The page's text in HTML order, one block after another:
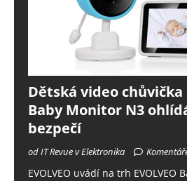
Dětská video chůvička
Baby Monitor N3
bezpečí
od IT Revue v Elektronika
EVOLVEO uvádí na trh EVOLVEO